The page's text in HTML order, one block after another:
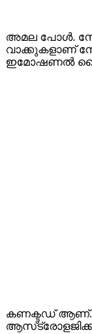
അമല പോള്‍.
വാക്കുകളാണ്
ഇമോഷണല്‍
കണക്ടഡ് ആണ്.